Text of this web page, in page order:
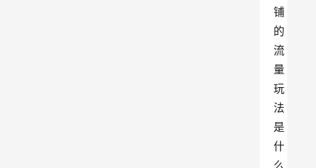
铺
的
流
量
玩
法
是
什
么